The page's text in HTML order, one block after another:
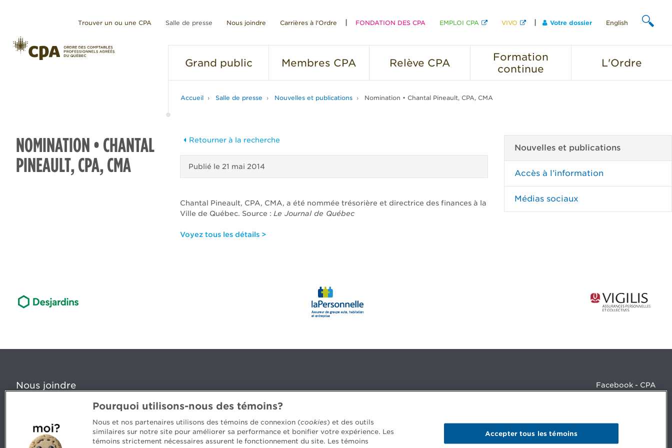
Trouver un ou une CPA Salle de presse Nous joindre Carrières à l'Ordre FONDATION DES CPA EMPLOI CPA VIVO Votre dossier English
Grand public Membres CPA Relève CPA
Formation
continue
L'Ordre
Accueil Salle de presse Nouvelles et publications Nomination • Chantal Pineault, CPA, CMA
NOMINATION • CHANTAL
PINEAULT, CPA, CMA
Retourner à la recherche
Publié le 21 mai 2014
Chantal Pineault, CPA, CMA, a été nommée trésorière et directrice des finances à la
Ville de Québec. Source : Le Journal de Québec
Voyez tous les détails >
Nouvelles et publications
Accès à l’information
Médias sociaux
Nous joindre
5, Place Ville Marie, bureau 800, Montréal (Québec) H3B 2G2
Des questions? Faites appel à notre équipe >
Facebook - CPA
LinkedIn - 20 minutes CPA
LinkedIn - Emploi CPA
Pourquoi utilisons-nous des témoins?
Nous et nos partenaires utilisons des témoins de connexion (cookies) et des outils
similaires sur notre site pour améliorer sa performance et bonifier votre expérience. Les
témoins strictement nécessaires assurent le fonctionnement du site. Les témoins
Accepter tous les témoins